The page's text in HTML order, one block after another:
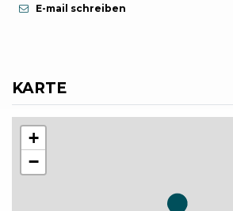
E-mail schreiben
KARTE
+
−